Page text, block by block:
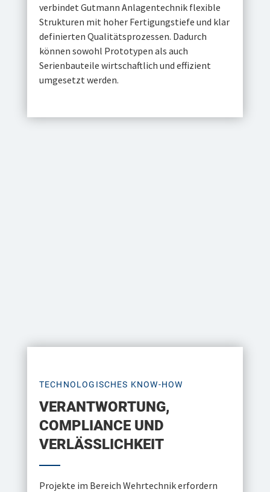
verbindet Gutmann Anlagentechnik flexible
Strukturen mit hoher Fertigungstiefe und klar
definierten Qualitätsprozessen. Dadurch
können sowohl Prototypen als auch
Serienbauteile wirtschaftlich und effizient
umgesetzt werden.
Maß an Verantwortung, Vertraulichkeit und
Gutmann Anlagentechnik versteht sich als
Industrieunternehmen, Systemanbieter und
Integratoren im Bereich sicherheitsrelevanter
Fertigung. Compliance, dokumentierte
Handeln bilden dabei die Grundlage jeder
Zusammenarbeit.